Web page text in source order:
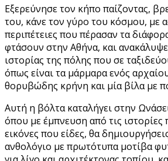
Εξερεύνησε τον κήπο παίζοντας,
του, κάνε τον γύρο του κόσμου, με
περιπέτειες που πέρασαν τα
φτάσουν στην Αθήνα, και
ιστορίας της πόλης που σε
όπως είναι τα μάρμαρα ενός
θορυβώδης κρήνη και μία βίλα με
Αυτή η βόλτα καταλήγει στην
όπου με έμπνευση από τις ιστορίες
εικόνες που είδες, θα
ανθολόγιο με πρωτότυπα μοτίβα